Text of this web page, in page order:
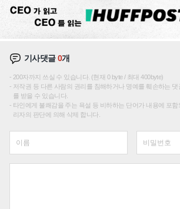
기사댓글0개
200자까지 쓰실 수 있습니다. (현재 0 byte / 최대 400byte)
저작권 등 다른 사람의 권리를 침해하거나 명예를 훼손하는 댓
를 받을 수 있습니다.
타인에게 불쾌감을 주는 욕설 등 비하하는 단어가 내용에 포
리자의 판단에 의해 삭제 합니다.